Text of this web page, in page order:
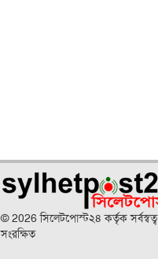
© 2026 সিলেটপোস্ট২৪ কর্তৃক সর্বস্বত্ব
সংরক্ষিত